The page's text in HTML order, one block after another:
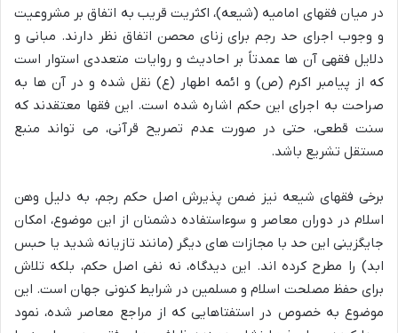
در میان فقهای امامیه (شیعه)، اکثریت قریب به اتفاق بر مشروعیت
و وجوب اجرای حد رجم برای زنای محصن اتفاق نظر دارند. مبانی و
دلایل فقهی آن ها عمدتاً بر احادیث و روایات متعددی استوار است
که از پیامبر اکرم (ص) و ائمه اطهار (ع) نقل شده و در آن ها به
صراحت به اجرای این حکم اشاره شده است. این فقها معتقدند که
سنت قطعی، حتی در صورت عدم تصریح قرآنی، می تواند منبع
مستقل تشریع باشد.
برخی فقهای شیعه نیز ضمن پذیرش اصل حکم رجم، به دلیل وهن
اسلام در دوران معاصر و سوءاستفاده دشمنان از این موضوع، امکان
جایگزینی این حد با مجازات های دیگر (مانند تازیانه شدید یا حبس
ابد) را مطرح کرده اند. این دیدگاه، نه نفی اصل حکم، بلکه تلاش
برای حفظ مصلحت اسلام و مسلمین در شرایط کنونی جهان است. این
موضوع به خصوص در استفتاهایی که از مراجع معاصر شده، نمود